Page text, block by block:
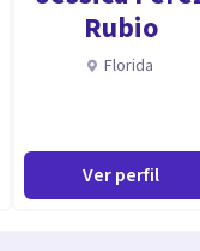
Rubio
Florida
Ver perfil